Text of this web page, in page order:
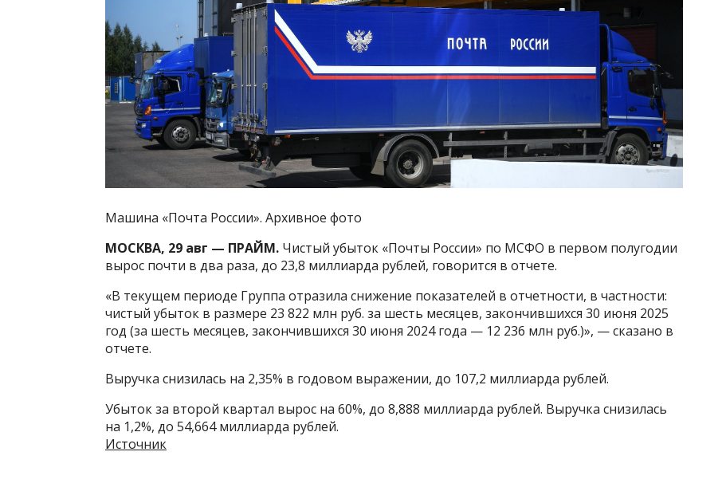
Машина «Почта России». Архивное фото
МОСКВА, 29 авг — ПРАЙМ. Чистый убыток «Почты России» по МСФО в первом полугодии
вырос почти в два раза, до 23,8 миллиарда рублей, говорится в отчете.
«В текущем периоде Группа отразила снижение показателей в отчетности, в частности:
чистый убыток в размере 23 822 млн руб. за шесть месяцев, закончившихся 30 июня 2025
год (за шесть месяцев, закончившихся 30 июня 2024 года — 12 236 млн руб.)», — сказано в
отчете.
Выручка снизилась на 2,35% в годовом выражении, до 107,2 миллиарда рублей.
Убыток за второй квартал вырос на 60%, до 8,888 миллиарда рублей. Выручка снизилась
на 1,2%, до 54,664 миллиарда рублей.
Источник